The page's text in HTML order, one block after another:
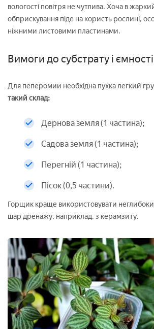
вологості повітря не чутлива. Хоча в
обприскування піде на користь рослині,
ніжними листовими пластинами.
Вимоги до субстрату і
Для пеперомии необхідна пухка легкий
такий склад:
Дернова земля (1 частина);
Садова земля (1 частина);
Перегній (1 частина);
Пісок (0,5 частини).
Горщик краще використовувати
шар дренажу, наприклад, з керамзиту.